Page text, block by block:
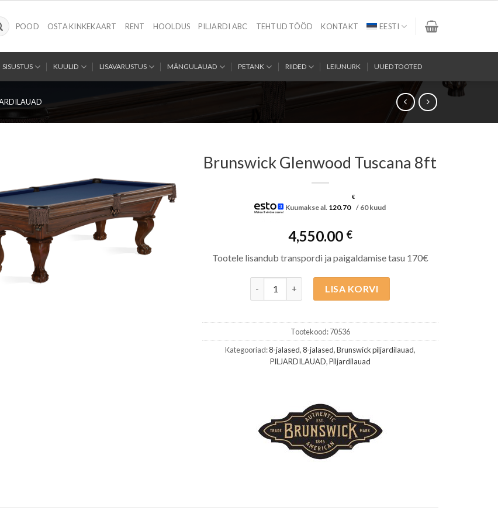
POOD OSTA KINKEKAART RENT HOOLDUS PILJARDI ABC TEHTUD TÖÖD KONTAKT EESTI
SISUSTUS KUULID LISAVARUSTUS MÄNGULAUAD PETANK RIIDED LEIUNURK UUED TOOTED
Brunswick Glenwood Tuscana 8ft
Kuumakse al. 120.70
€
/ 60 kuud
4,550.00 €
Tootele lisandub transpordi ja paigaldamise tasu 170€
LISA KORVI
Tootekood:70536
Kategooriad:8-jalased,8-jalased,Brunswick piljardilauad,
PILJARDILAUAD,Piljardilauad